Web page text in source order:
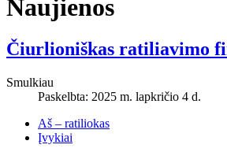
Naujienos
Čiurlioniškas ratiliavimo
Smulkiau
Paskelbta: 2025 m. lapkričio 4 d.
Aš – ratiliokas
Įvykiai